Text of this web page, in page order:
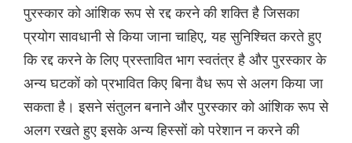
पुरस्कार को आंशिक रूप से रद्द करने की शक्ति है जिसका
प्रयोग सावधानी से किया जाना चाहिए, यह सुनिश्चित करते हुए
कि रद्द करने के लिए प्रस्तावित भाग स्वतंत्र है और पुरस्कार के
अन्य घटकों को प्रभावित किए बिना वैध रूप से अलग किया जा
सकता है। इसने संतुलन बनाने और पुरस्कार को आंशिक रूप से
अलग रखते हुए इसके अन्य हिस्सों को परेशान न करने की